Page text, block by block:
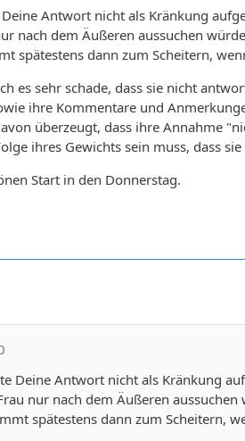
Antwort nicht als Kränkung
nach dem Äußeren aussuchen
spätestens dann zum Scheitern,
es sehr schade, dass sie nicht
ihre Kommentare und
überzeugt, dass ihre Annahme
ihres Gewichts sein muss, dass
Start in den Donnerstag.
Deine Antwort nicht als Kränkung
nur nach dem Äußeren
spätestens dann zum Scheitern,